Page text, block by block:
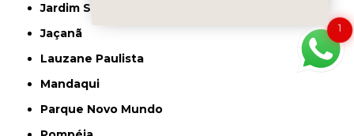
Jardim São Paulo
Jaçanã
Lauzane Paulista
Mandaqui
Parque Novo Mundo
1